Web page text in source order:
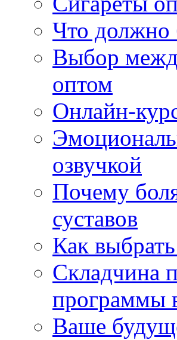
Что должно
Выбор
оптом
Онлайн-
озвучкой
Почему
суставов
Как
Складчина
программы
Ваше